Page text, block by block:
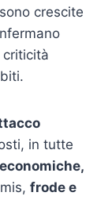
crescite
criticità
in tutte
frode e